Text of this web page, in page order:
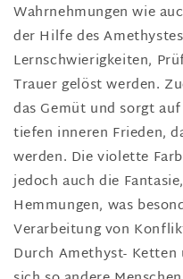
Wahrnehmungen wie
der Hilfe des
Lernschwierigkeiten,
Trauer gelöst werden.
das Gemüt und sorgt
tiefen inneren Frieden,
werden. Die violette
jedoch auch die
Hemmungen, was
Verarbeitung von
Durch Amethyst- Ketten